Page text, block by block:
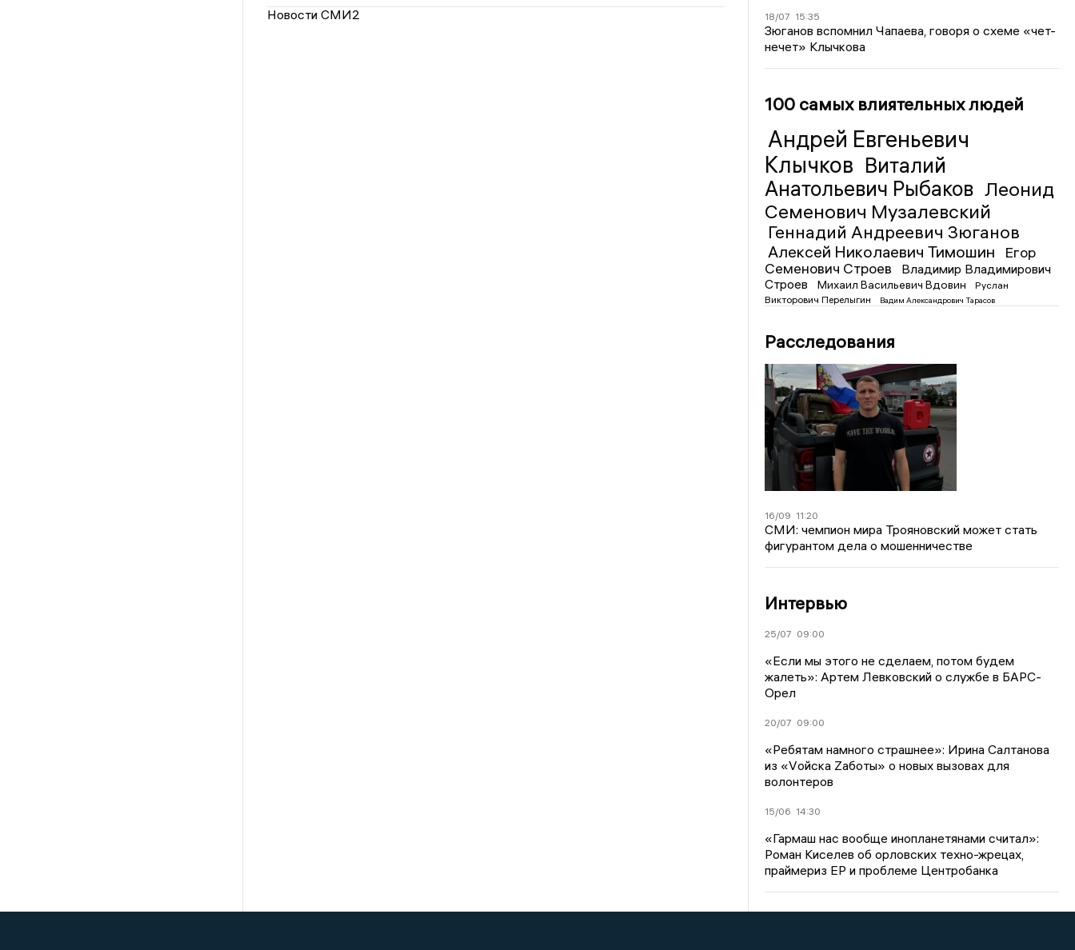
Новости СМИ2 18/07 15:35
Зюганов вспомнил Чапаева, говоря о схеме «чет-
нечет» Клычкова
100 самых влиятельных людей
Андрей Евгеньевич
Клычков Виталий
Анатольевич Рыбаков Леонид
Семенович Музалевский
Геннадий Андреевич Зюганов
Алексей Николаевич Тимошин
Егор
Семенович Строев
Владимир Владимирович
Строев
Михаил Васильевич Вдовин
Руслан
Викторович Перелыгин
Вадим Александрович Тарасов
Расследования
16/09 11:20
СМИ: чемпион мира Трояновский может стать
фигурантом дела о мошенничестве
Интервью
25/07 09:00
«Если мы этого не сделаем, потом будем
жалеть»: Артем Левковский о службе в БАРС-
Орел
20/07 09:00
«Ребятам намного страшнее»: Ирина Салтанова
из «Vойска Zаботы» о новых вызовах для
волонтеров
15/06 14:30
«Гармаш нас вообще инопланетянами считал»:
Роман Киселев об орловских техно-жрецах,
праймериз ЕР и проблеме Центробанка